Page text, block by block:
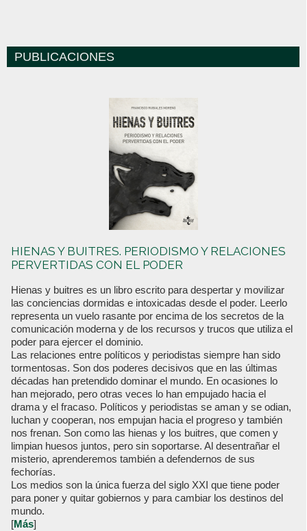
PUBLICACIONES
HIENAS Y BUITRES. PERIODISMO Y RELACIONES
PERVERTIDAS CON EL PODER
Hienas y buitres es un libro escrito para despertar y movilizar
las conciencias dormidas e intoxicadas desde el poder. Leerlo
representa un vuelo rasante por encima de los secretos de la
comunicación moderna y de los recursos y trucos que utiliza el
poder para ejercer el dominio.
Las relaciones entre políticos y periodistas siempre han sido
tormentosas. Son dos poderes decisivos que en las últimas
décadas han pretendido dominar el mundo. En ocasiones lo
han mejorado, pero otras veces lo han empujado hacia el
drama y el fracaso. Políticos y periodistas se aman y se odian,
luchan y cooperan, nos empujan hacia el progreso y también
nos frenan. Son como las hienas y los buitres, que comen y
limpian huesos juntos, pero sin soportarse. Al desentrañar el
misterio, aprenderemos también a defendernos de sus
fechorías.
Los medios son la única fuerza del siglo XXI que tiene poder
para poner y quitar gobiernos y para cambiar los destinos del
mundo.
[Más]